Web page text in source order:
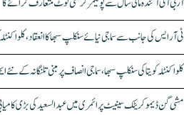
ٹی آر ایس کی جانب سے سماجی نیائے سنکلپ سبھا کا انعقاد،
کلواکنٹلہ کویتا کی سنکلپ سبھا، سماجی انصاف پر مبنی تلنگانہ کے
مشی گن ڈیموکریٹک سینیٹ پرائمری میں عبدالسعید کی بڑی